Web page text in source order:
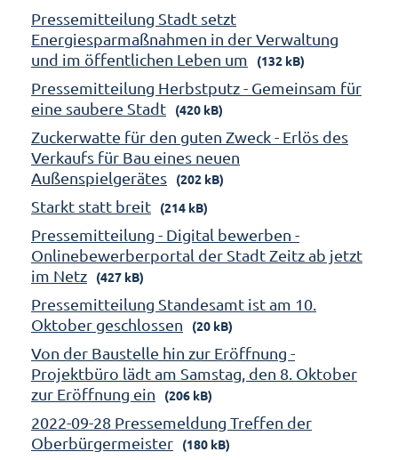
Pressemitteilung Stadt setzt
Energiesparmaßnahmen in der Verwaltung
und im öffentlichen Leben um
(132 kB)
Pressemitteilung Herbstputz - Gemeinsam für
eine saubere Stadt
(420 kB)
Zuckerwatte für den guten Zweck - Erlös des
Verkaufs für Bau eines neuen
Außenspielgerätes
(202 kB)
Starkt statt breit (214 kB)
Pressemitteilung - Digital bewerben -
Onlinebewerberportal der Stadt Zeitz ab jetzt
im Netz
(427 kB)
Pressemitteilung Standesamt ist am 10.
Oktober geschlossen
(20 kB)
Von der Baustelle hin zur Eröffnung -
Projektbüro lädt am Samstag, den 8. Oktober
zur Eröffnung ein
(206 kB)
2022-09-28 Pressemeldung Treffen der
Oberbürgermeister
(180 kB)